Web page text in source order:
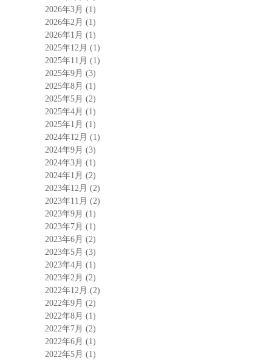
2026年3月 (1)
2026年2月 (1)
2026年1月 (1)
2025年12月 (1)
2025年11月 (1)
2025年9月 (3)
2025年8月 (1)
2025年5月 (2)
2025年4月 (1)
2025年1月 (1)
2024年12月 (1)
2024年9月 (3)
2024年3月 (1)
2024年1月 (2)
2023年12月 (2)
2023年11月 (2)
2023年9月 (1)
2023年7月 (1)
2023年6月 (2)
2023年5月 (3)
2023年4月 (1)
2023年2月 (2)
2022年12月 (2)
2022年9月 (2)
2022年8月 (1)
2022年7月 (2)
2022年6月 (1)
2022年5月 (1)